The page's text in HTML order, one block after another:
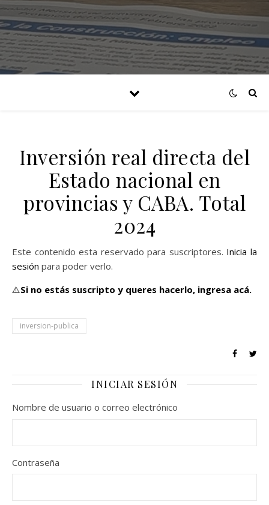
Inversión real directa del
Estado nacional en
provincias y CABA. Total
2024
Este contenido esta reservado para suscriptores. Inicia la
sesión para poder verlo.
⚠️Si no estás suscripto y queres hacerlo, ingresa acá.
inversion-publica
INICIAR SESIÓN
Nombre de usuario o correo electrónico
Contraseña